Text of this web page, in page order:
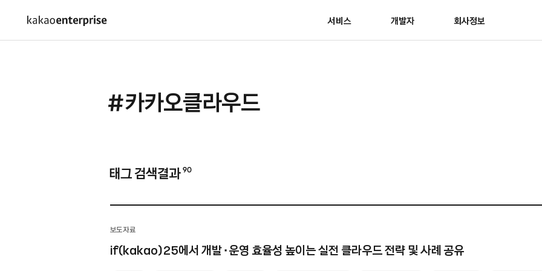
서비스 개발자 회사정보
#카카오클라우드
태그 검색결과 90
보도자료
if(kakao)25에서개발⬝운영 효율성 높이는실전 클라우드 전략 및 사례 공유